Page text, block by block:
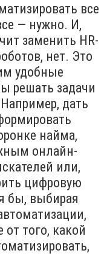
все
— нужно. И,
заменить HR-
нет. Это
удобные
решать задачи
дать
найма,
онлайн-
или,
цифровую
бы, выбирая
от того, какой